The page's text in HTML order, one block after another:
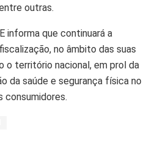
outras.
informa que continuará a
no âmbito das suas
o território nacional, em prol da
da saúde e segurança física no
consumidores.